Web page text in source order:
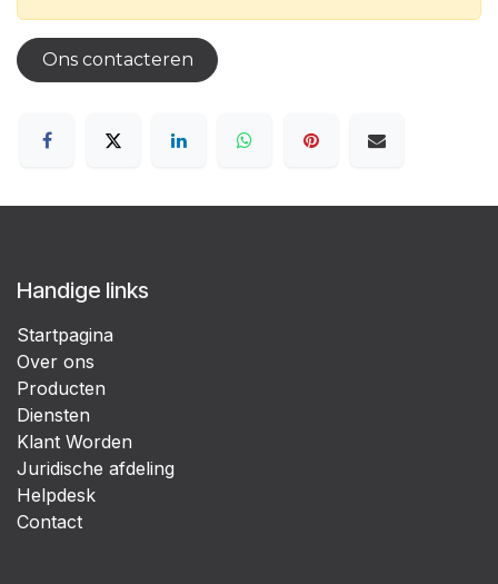
Ons contacteren
Handige links
Startpagina
Over ons
Producten
Diensten
Klant Worden
Juridische afdeling
Helpdesk
Contact